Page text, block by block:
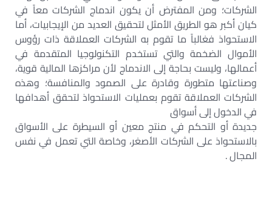
الشركات؛ ومن المفترض أن يكون اندماج الشركات معاً في
كيان أكبر هو الطريق الأمثل لتحقيق العديد من الإيجابيات، أما
الاستحواذ فغالباً ما تقوم به الشركات العملاقة ذات رؤوس
الأموال الضخمة والتي تستخدم التكنولوجيا المتقدمة في
أعمالها، وليست بحاجة إلى الاندماج لأن مراكزها المالية قوية،
وصناعتها متطورة وقادرة على الصمود والمنافسة؛ وهذه
الشركات العملاقة تقوم بعمليات الاستحواذ لتحقق أهدافها
في الدخول إلى أسواق
جديدة أو التحكم في منتج معين أو السيطرة على الأسواق
بالاستحواذ على الشركات الأصغر، وخاصة التي تعمل في نفس
المجال .